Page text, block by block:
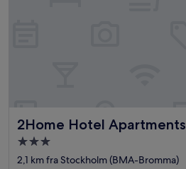
2Home Hotel Apartments
2Home Hotel Apartments
Overnattingssted
med
2,1 km fra Stockholm (BMA-Bromma)